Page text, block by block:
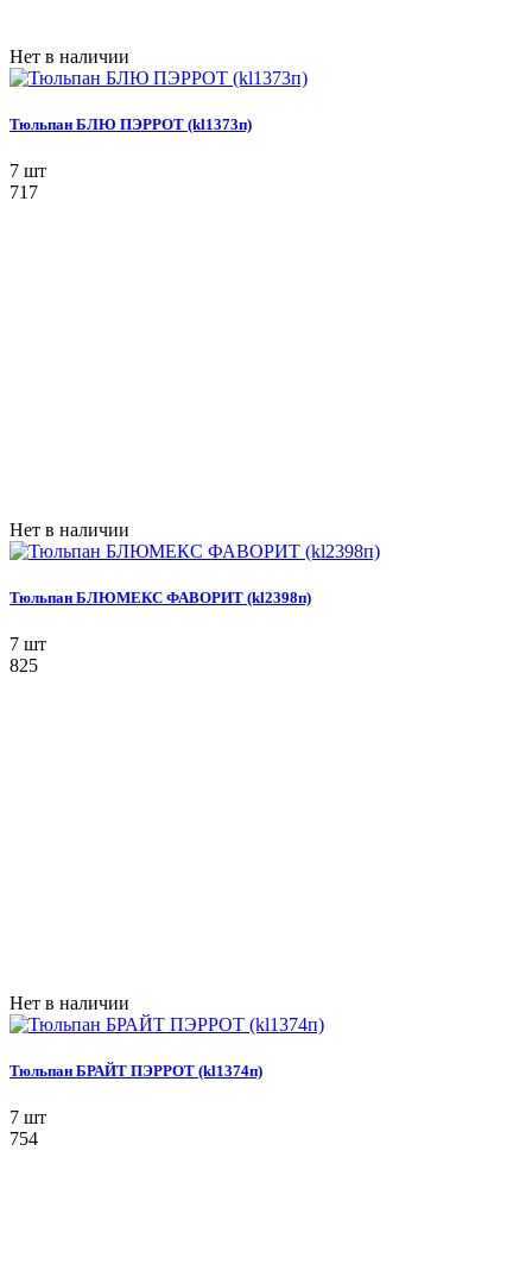
Нет в наличии
Тюльпан БЛЮ ПЭРРОТ (kl1373п)
7 шт
717
Нет в наличии
Тюльпан БЛЮМЕКС ФАВОРИТ (kl2398п)
7 шт
825
Нет в наличии
Тюльпан БРАЙТ ПЭРРОТ (kl1374п)
7 шт
754